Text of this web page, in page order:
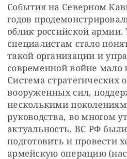
События на Северном
годов
облик российской армии.
специалистам стало
такой организации и
современной войне мало
Система стратегических
вооруженных сил,
несколькими
руководства, во многом
актуальность. ВС РФ
подготовить и провести
армейскую операцию